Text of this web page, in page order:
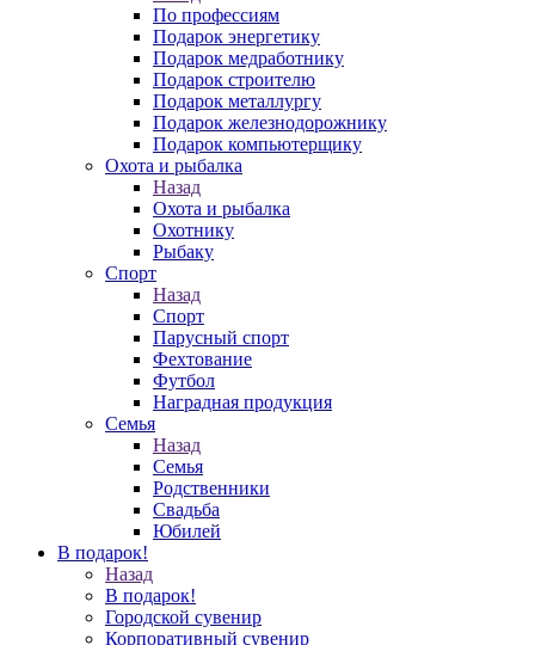
По профессиям
Подарок энергетику
Подарок медработнику
Подарок строителю
Подарок металлургу
Подарок железнодорожнику
Подарок компьютерщику
Охота и рыбалка
Назад
Охота и рыбалка
Охотнику
Рыбаку
Спорт
Назад
Спорт
Парусный спорт
Фехтование
Футбол
Наградная продукция
Семья
Назад
Семья
Родственники
Свадьба
Юбилей
В подарок!
Назад
В подарок!
Городской сувенир
Корпоративный сувенир